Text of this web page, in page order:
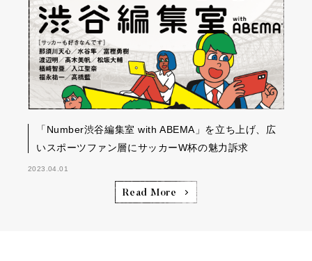
「Number渋谷編集室 with ABEMA」を立ち上げ、広
いスポーツファン層にサッカーW杯の魅力訴求
2023.04.01
Read More